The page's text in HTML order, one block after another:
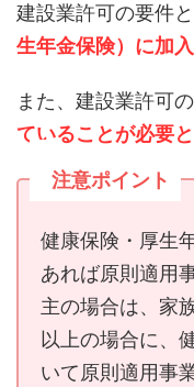
建設業許可の要件と
生年金保険）に加
また、建設業許可
ていることが必要と
注意ポイント
健康保険・厚生
あれば原則適用
主の場合は、家
以上の場合に、
いて原則適用事